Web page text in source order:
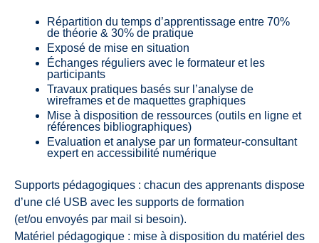
Répartition du temps d’apprentissage entre 70%
de théorie & 30% de pratique
Exposé de mise en situation
Échanges réguliers avec le formateur et les
participants
Travaux pratiques basés sur l’analyse de
wireframes et de maquettes graphiques
Mise à disposition de ressources (outils en ligne et
références bibliographiques)
Evaluation et analyse par un formateur-consultant
expert en accessibilité numérique
Supports pédagogiques : chacun des apprenants dispose
d’une clé USB avec les supports de formation
(et/ou envoyés par mail si besoin).
Matériel pédagogique : mise à disposition du matériel des